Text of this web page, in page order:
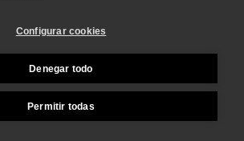
ESTAR AL DÍA DE LAS
Configurar cookies
Denegar todo
Permitir todas